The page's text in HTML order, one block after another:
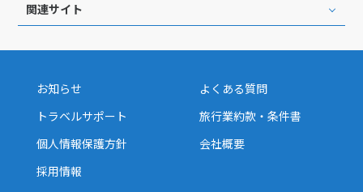
関連サイト
お知らせ
よくある質問
トラベルサポート
旅行業約款・条件書
個人情報保護方針
会社概要
採用情報